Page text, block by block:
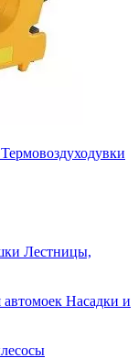
Термовоздуходувки
Лестницы,
Насадки и